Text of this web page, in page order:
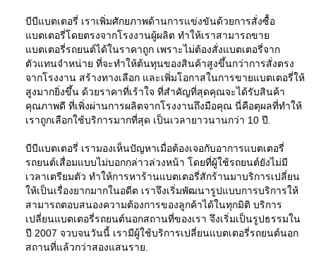
บีบีแบตเตอรี่ เราเพิ่มศักยภาพด้านการแข่งขันด้วยการสั่งซื้อ
แบตเตอรี่โดยตรงจากโรงงานผู้ผลิต ทำให้เราสามารถขาย
แบตเตอรี่รถยนต์ได้ในราคาถูก เพราะไม่ต้องสั่งแบตเตอรี่จาก
ตัวแทนจำหน่าย ที่จะทำให้ต้นทุนของสินค้าสูงขึ้นกว่าการสั่งตรง
จากโรงงาน สร้างทางเลือก และเพิ่มโอกาสในการขายแบตเตอรี่ให้
สูงมากยิ่งขึ้น ด้วยราคาที่เร้าใจ ที่สำคัญที่สุดคุณจะได้รับสินค้า
คุณภาพดี ที่เพิ่งผ่านการผลิตจากโรงงานถึงมือคุณ นี่คือตุผลที่ทำให้
เราถูกเลือกใช้บริการมากที่สุด เป็นเวลายาวนานกว่า 10 ปี.
บีบีแบตเตอรี่ เรามองเห็นปัญหาเมื่อต้องเจอกับอาการแบตเตอรี่
รถยนต์เสื่อมแบบไม่บอกกล่าวล่วงหน้า โดยที่ผู้ใช้รถยนต์ยังไม่มี
เวลาเตรียมตัว ทำให้การหาร้านแบตเตอรี่สักร้านมาบริการเปลี่ยน
ให้เป็นเรื่องยากมากในอดีต เราจึงเริ่มพัฒนารูปแบบการบริการให้
สามารถตอบสนองความต้องการของลูกค้าได้ในทุกมิติ บริการ
เปลี่ยนแบตเตอรี่รถยนต์นอกสถานที่ของเรา จึงเริ่มเป็นรูปธรรมใน
ปี 2007 จวบจนวันนี้ เรามีผู้ใช้บริการเปลี่ยนแบตเตอรี่รถยนต์นอก
สถานที่แล้วกว่าสองแสนราย.